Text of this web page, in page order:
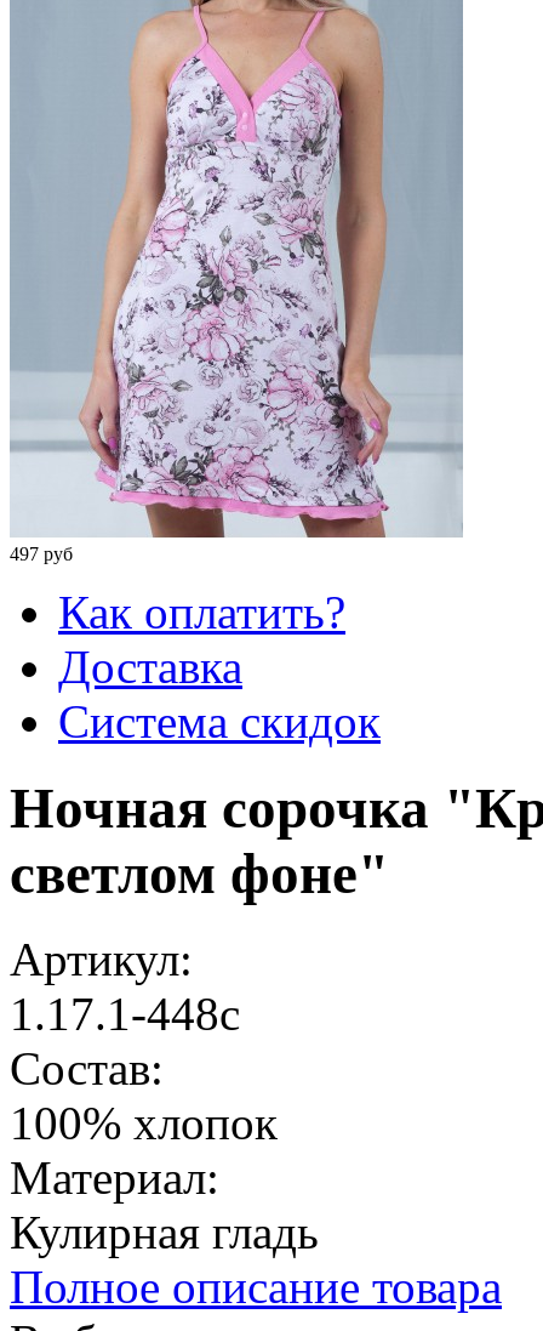
497 руб
Как оплатить?
Доставка
Система скидок
Ночная сорочка
светлом фоне"
Артикул:
1.17.1-448с
Состав:
100% хлопок
Материал:
Кулирная гладь
Полное описание товара